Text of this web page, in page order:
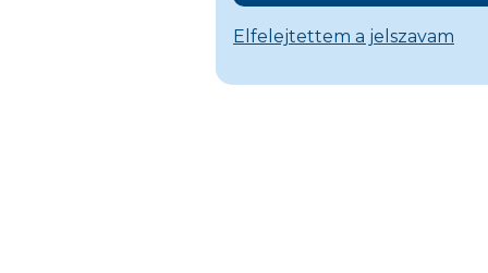
Elfelejtettem a jelszavam